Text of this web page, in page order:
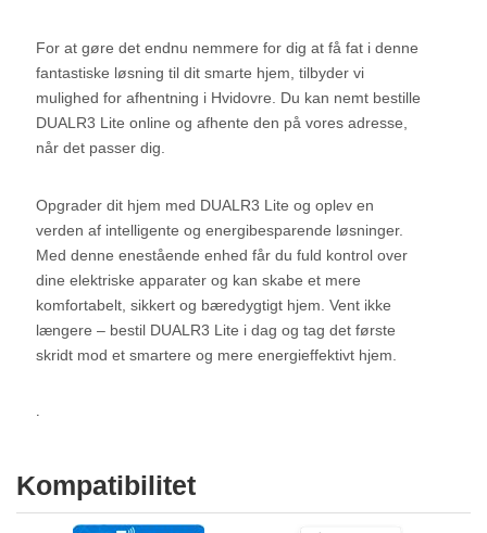
For at gøre det endnu nemmere for dig at få fat i denne
fantastiske løsning til dit smarte hjem, tilbyder vi
mulighed for afhentning i Hvidovre. Du kan nemt bestille
DUALR3 Lite online og afhente den på vores adresse,
når det passer dig.
Opgrader dit hjem med DUALR3 Lite og oplev en
verden af intelligente og energibesparende løsninger.
Med denne enestående enhed får du fuld kontrol over
dine elektriske apparater og kan skabe et mere
komfortabelt, sikkert og bæredygtigt hjem. Vent ikke
længere – bestil DUALR3 Lite i dag og tag det første
skridt mod et smartere og mere energieffektivt hjem.
.
Kompatibilitet